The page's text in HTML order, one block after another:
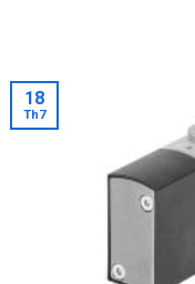
18
Th7